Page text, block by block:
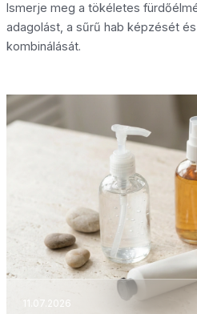
Ismerje meg a tökéletes
adagolást, a sűrű hab képzését
kombinálását.
11.07.2026